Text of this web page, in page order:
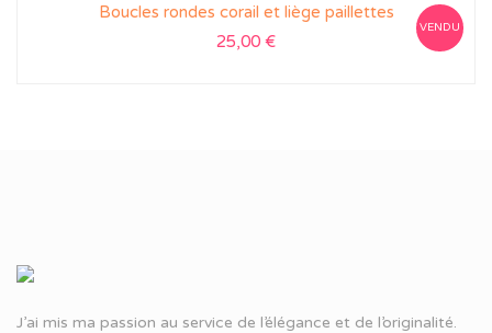
VENDU
Boucles rondes corail et liège paillettes
25,00 €
J’ai mis ma passion au service de l’élégance et de l’originalité.